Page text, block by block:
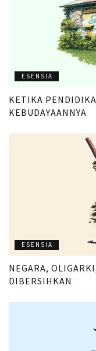
ESENSIA
KETIKA
KEBUDAYAANNYA
ESENSIA
NEGARA,
DIBERSIHKAN